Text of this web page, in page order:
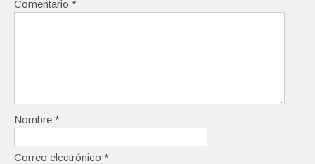
Comentario *
Nombre *
Correo electrónico *